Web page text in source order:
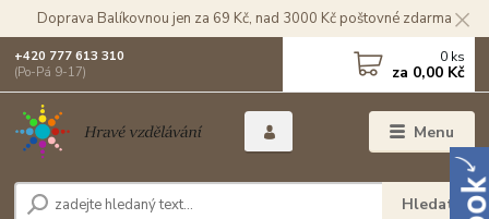
Doprava Balíkovnou jen za 69 Kč, nad 3000 Kč poštovné zdarma
Menu
Hledat
+420 777 613 310
(Po-Pá 9-17)
0 ks
za 0,00 Kč